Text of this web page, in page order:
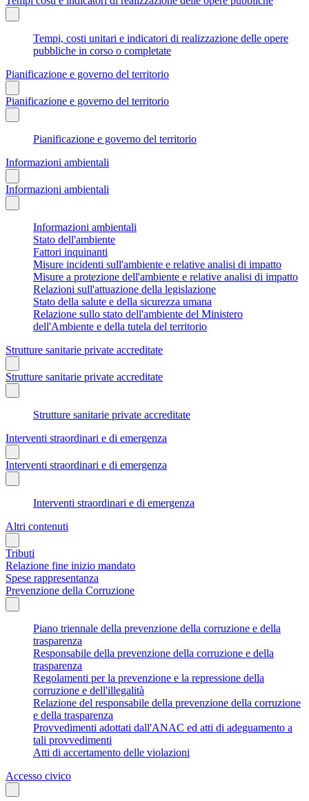
Tempi, costi unitari e indicatori di realizzazione delle opere
pubbliche in corso o completate
Pianificazione e governo del territorio
Pianificazione e governo del territorio
Pianificazione e governo del territorio
Informazioni ambientali
Informazioni ambientali
Informazioni ambientali
Stato dell'ambiente
Fattori inquinanti
Misure incidenti sull'ambiente e relative analisi di impatto
Misure a protezione dell'ambiente e relative analisi di impatto
Relazioni sull'attuazione della legislazione
Stato della salute e della sicurezza umana
Relazione sullo stato dell'ambiente del Ministero
dell'Ambiente e della tutela del territorio
Strutture sanitarie private accreditate
Strutture sanitarie private accreditate
Strutture sanitarie private accreditate
Interventi straordinari e di emergenza
Interventi straordinari e di emergenza
Interventi straordinari e di emergenza
Altri contenuti
Tributi
Relazione fine inizio mandato
Spese rappresentanza
Prevenzione della Corruzione
Piano triennale della prevenzione della corruzione e della
trasparenza
Responsabile della prevenzione della corruzione e della
trasparenza
Regolamenti per la prevenzione e la repressione della
corruzione e dell'illegalità
Relazione del responsabile della prevenzione della corruzione
e della trasparenza
Provvedimenti adottati dall'ANAC ed atti di adeguamento a
tali provvedimenti
Atti di accertamento delle violazioni
Accesso civico